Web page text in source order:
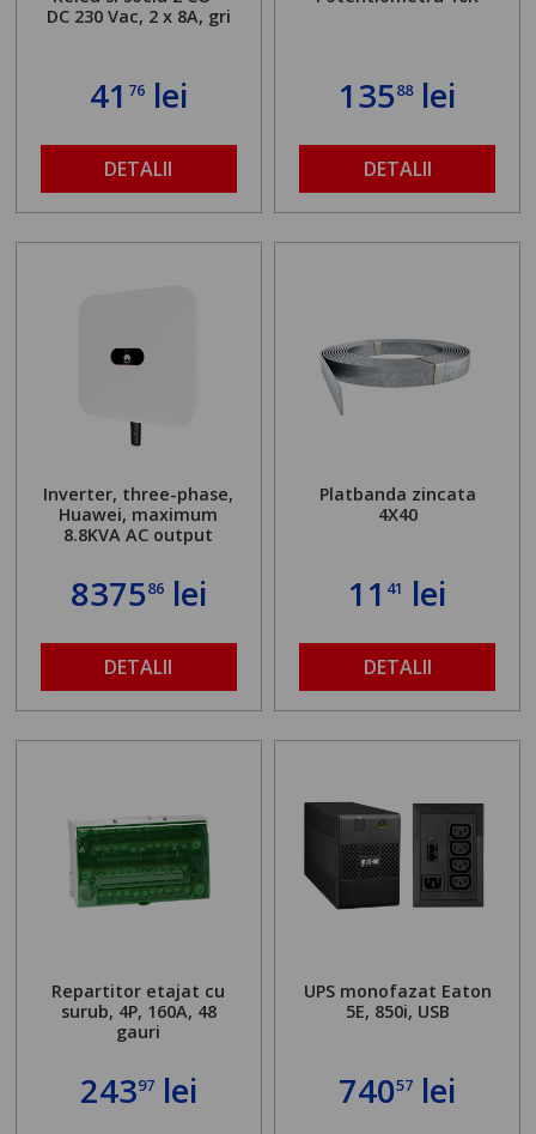
DC 230 Vac, 2 x 8A, gri
41 76lei
DETALII
13588lei
DETALII
Inverter, three-phase,
Huawei, maximum
8.8KVA AC output
837586lei
DETALII
Platbanda zincata
4X40
11 41 lei
DETALII
Repartitor etajat cu
surub, 4P, 160A, 48
gauri
24397lei
UPS monofazat Eaton
5E, 850i, USB
74057 lei